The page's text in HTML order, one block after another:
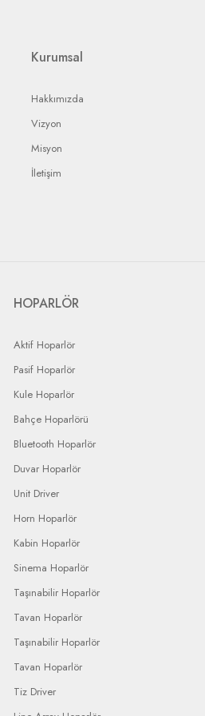
kargo firmaları ile yapılması gerekir.
Kurumsal
Hakkımızda
Vizyon
Misyon
İletişim
HOPARLÖR
Aktif Hoparlör
Pasif Hoparlör
Kule Hoparlör
Bahçe Hoparlörü
Bluetooth Hoparlör
Duvar Hoparlör
Unit Driver
Horn Hoparlör
Kabin Hoparlör
Sinema Hoparlör
Taşınabilir Hoparlör
Tavan Hoparlör
Taşınabilir Hoparlör
Tavan Hoparlör
Tiz Driver